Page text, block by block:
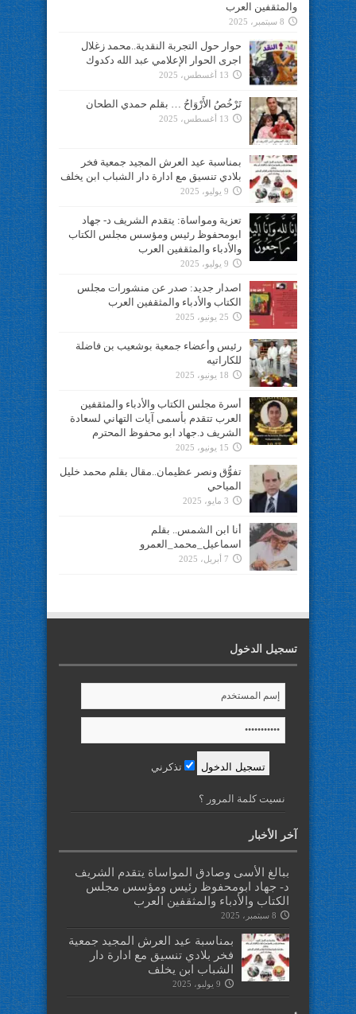
والمثقفين العرب
8 سبتمبر، 2025
حوار حول التجربة النقدية..محمد زغلال
اجرى الحوار الإعلامي عبد الله دكدوك
13 أغسطس، 2025
تَرْخُصُ الأَرْوَاحُ … بقلم حمدي الطحان
13 أغسطس، 2025
بمناسبة عيد العرش المجيد جمعية فخر
بلادي تنسيق مع ادارة دار الشباب ابن يخلف
9 يوليو، 2025
تعزية ومواساة: يتقدم الشريف د- جهاد
ابومحفوظ رئيس ومؤسس مجلس الكتاب
والأدباء والمثقفين العرب
9 يوليو، 2025
اصدار جديد: صدر عن منشورات مجلس
الكتاب والأدباء والمثقفين العرب
25 يونيو، 2025
رئيس وأعضاء جمعية بوشعيب بن فاضلة
للكاراتيه
18 يونيو، 2025
أسرة مجلس الكتاب والأدباء والمثقفين
العرب تتقدم بأسمى آيات التهاني لسعادة
الشريف د.جهاد ابو محفوظ المحترم
15 يونيو، 2025
تفوُّق ونصر عظيمان..مقال بقلم محمد خليل
المياحي
3 مايو، 2025
أنا ابن الشمس.. بقلم
اسماعيل_محمد_العمرو
7 أبريل، 2025
تسجيل الدخول
تذكرني
نسيت كلمة المرور ؟
آخر الأخبار
ببالغ الأسى وصادق المواساة يتقدم الشريف
د- جهاد ابومحفوظ رئيس ومؤسس مجلس
الكتاب والأدباء والمثقفين العرب
8 سبتمبر، 2025
بمناسبة عيد العرش المجيد جمعية
فخر بلادي تنسيق مع ادارة دار
الشباب ابن يخلف
9 يوليو، 2025